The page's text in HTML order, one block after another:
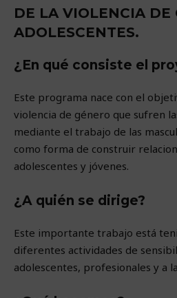
DE LA VIOLENCIA DE
ADOLESCENTES.
¿En qué consiste el
Este programa nace con el
violencia de género que sufren
mediante el trabajo de las
como forma de construir
adolescentes y jóvenes.
¿A quién se dirige?
Este importante trabajo está
diferentes actividades de
adolescentes, profesionales y a